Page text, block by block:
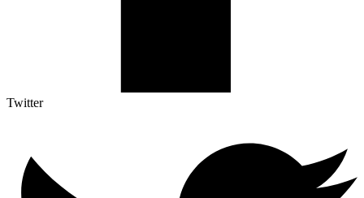
Twitter